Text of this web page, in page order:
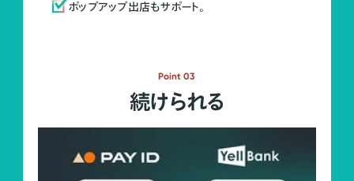
ポップアップ出店もサポート。
Point 03
続けられる